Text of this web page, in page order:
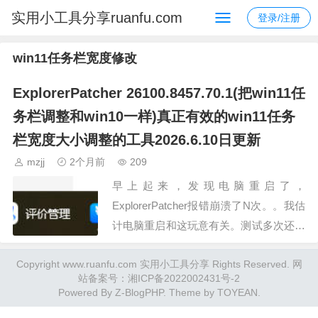
实用小工具分享ruanfu.com 登录/注册
win11任务栏宽度修改
ExplorerPatcher 26100.8457.70.1(把win11任
务栏调整和win10一样)真正有效的win11任务
栏宽度大小调整的工具2026.6.10日更新
mzjj 2个月前 209
早上起来，发现电脑重启了，
ExplorerPatcher报错崩溃了N次。。我估
计电脑重启和这玩意有关。测试多次还是
26100.8457.70.1 才能正常使用
=================以上2026.6.10日
更新本文之前(2025年)看公司几个剪辑妹
Copyright www.ruanfu.com 实用小工具分享 Rights Reserved. 网
站备案号： 湘ICP备2022002431号-2
Powered By Z-BlogPHP. Theme by TOYEAN